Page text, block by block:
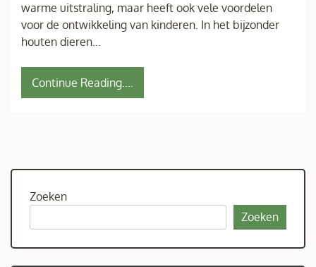
warme uitstraling, maar heeft ook vele voordelen
voor de ontwikkeling van kinderen. In het bijzonder
houten dieren…
Continue Reading....
Zoeken
Zoeken